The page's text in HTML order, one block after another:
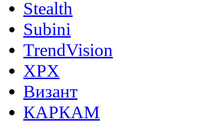
Stealth
Subini
TrendVision
XPX
Визант
КАРКАМ